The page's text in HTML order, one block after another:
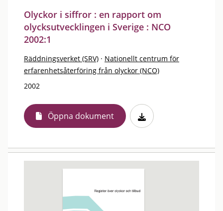
Olyckor i siffror : en rapport om
olycksutvecklingen i Sverige : NCO
2002:1
Räddningsverket (SRV) · Nationellt centrum för
erfarenhetsåterföring från olyckor (NCO)
2002
Öppna dokument